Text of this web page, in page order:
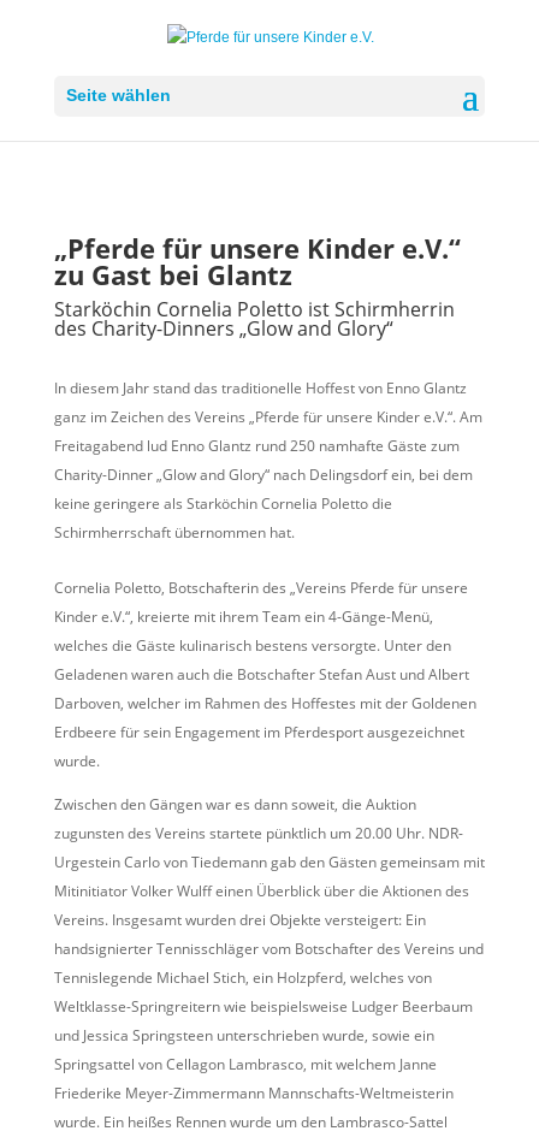
Seite wählen
„Pferde für unsere Kinder e.V.“
zu Gast bei Glantz
Starköchin Cornelia Poletto ist Schirmherrin
des Charity-Dinners „Glow and Glory“
In diesem Jahr stand das traditionelle Hoffest von Enno Glantz
ganz im Zeichen des Vereins „Pferde für unsere Kinder e.V.“. Am
Freitagabend lud Enno Glantz rund 250 namhafte Gäste zum
Charity-Dinner „Glow and Glory“ nach Delingsdorf ein, bei dem
keine geringere als Starköchin Cornelia Poletto die
Schirmherrschaft übernommen hat.
Cornelia Poletto, Botschafterin des „Vereins Pferde für unsere
Kinder e.V.“, kreierte mit ihrem Team ein 4-Gänge-Menü,
welches die Gäste kulinarisch bestens versorgte. Unter den
Geladenen waren auch die Botschafter Stefan Aust und Albert
Darboven, welcher im Rahmen des Hoffestes mit der Goldenen
Erdbeere für sein Engagement im Pferdesport ausgezeichnet
wurde.
Zwischen den Gängen war es dann soweit, die Auktion
zugunsten des Vereins startete pünktlich um 20.00 Uhr. NDR-
Urgestein Carlo von Tiedemann gab den Gästen gemeinsam mit
Mitinitiator Volker Wulff einen Überblick über die Aktionen des
Vereins. Insgesamt wurden drei Objekte versteigert: Ein
handsignierter Tennisschläger vom Botschafter des Vereins und
Tennislegende Michael Stich, ein Holzpferd, welches von
Weltklasse-Springreitern wie beispielsweise Ludger Beerbaum
und Jessica Springsteen unterschrieben wurde, sowie ein
Springsattel von Cellagon Lambrasco, mit welchem Janne
Friederike Meyer-Zimmermann Mannschafts-Weltmeisterin
wurde. Ein heißes Rennen wurde um den Lambrasco-Sattel